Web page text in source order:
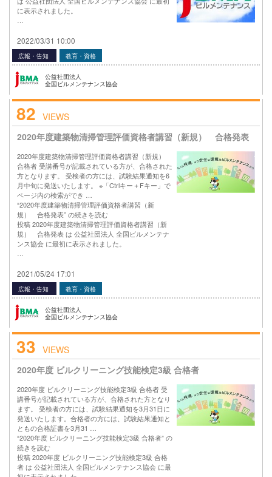
に表示されました。
2022/03/31 10:00
広報・告知 教育・資格
公益社団法人
全国ビルメンテナンス協会
82 VIEWS
2020年度建築物清掃管理評価資格者講習（新規） 合格発表
2020年度建築物清掃管理評価資格者講習（新規）
合格者 受講番号が記載されている方が、合格された
方となります。 受検者の方には、試験結果通知を6
月中旬に発送いたします。 ※「Ctrlキー＋Fキー」で
ページ内の検索ができ …
“2020年度建築物清掃管理評価資格者講習（新
規） 合格発表” の続きを読む
投稿 2020年度建築物清掃管理評価資格者講習（新
規） 合格発表 は 公益社団法人 全国ビルメンテナ
ンス協会 に最初に表示されました。
2021/05/24 17:01
広報・告知 教育・資格
公益社団法人
全国ビルメンテナンス協会
33 VIEWS
2020年度 ビルクリーニング技能検定3級 合格者
2020年度 ビルクリーニング技能検定3級 合格者 受
講番号が記載されている方が、合格された方となり
ます。 受検者の方には、試験結果通知を3月31日に
発送いたします。合格者の方には、試験結果通知と
ともの合格証書を3月31 …
“2020年度 ビルクリーニング技能検定3級 合格者” の
続きを読む
投稿 2020年度 ビルクリーニング技能検定3級 合格
者 は 公益社団法人 全国ビルメンテナンス協会 に最